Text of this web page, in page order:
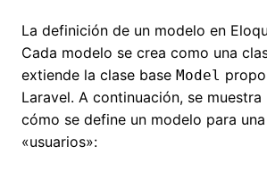
La definición de un modelo en
Cada modelo se crea como una
extiende la clase base Model
Laravel. A continuación, se
cómo se define un modelo para
«usuarios»: